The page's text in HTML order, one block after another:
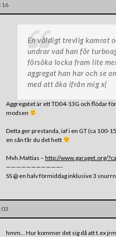
En väldigt trevlig kamrat
undrar vad han för
försöka locka fram lite
aggregat han har och se
med att åka ifrån mig x(
Aggregatet är ett TD04-13G och flödar
modsen
Detta ger prestanda, iaf i en GT (ca 100-
en sån får du det hett
Mvh.Mattias – http://www.garaget.org/
———————————-
SS @ en halv förmiddag inklusive 3
hmm… Hur kommer det sig då att t.ex